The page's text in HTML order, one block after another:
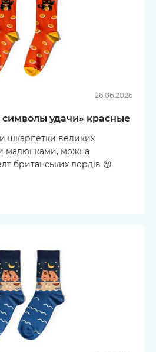
26.06.2026
удачи» красные
шкарпетки великих
малюнками, можна
британських лордів 😜